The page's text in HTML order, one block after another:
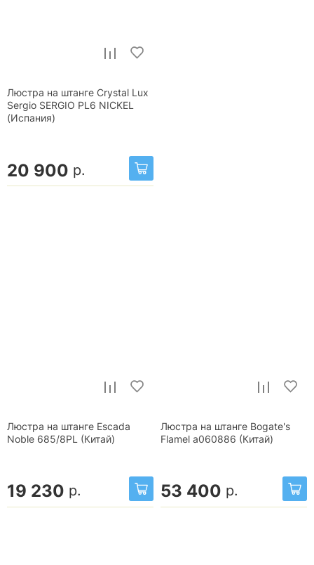
Люстра на штанге Crystal Lux
Sergio SERGIO PL6 NICKEL
(Испания)
20 900 р.
Люстра на штанге Escada
Noble 685/8PL (Китай)
19 230 р.
Люстра на штанге Bogate's
Flamel a060886 (Китай)
53 400 р.